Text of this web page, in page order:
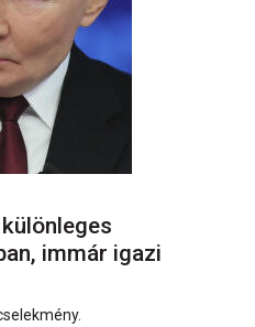
immár igazi